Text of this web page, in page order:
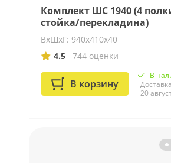
Комплект ШС 1940 (4
стойка/перекладина)
ВхШхГ: 940х410х40
4.5
744 оценки
В корзину
В
20